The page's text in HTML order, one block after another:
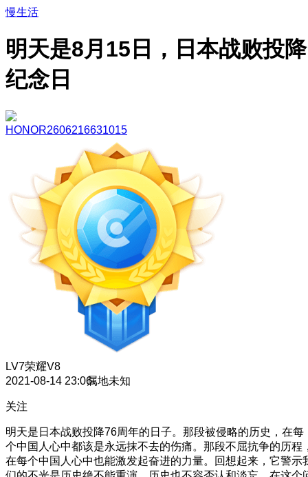
慢生活
明天是8月15日，日本战败投降
纪念日
HONOR2606216631015
LV7荣耀V8
2021-08-14 23:06属地未知
关注
明天是日本战败投降76周年的日子。那段被侵略的历史，在每
个中国人心中都该是永远抹不去的伤痛。那段不屈抗争的历程
在每个中国人心中也能激发起奋进的力量。回想起来，它警示